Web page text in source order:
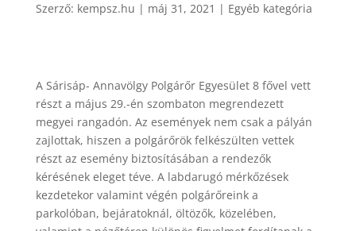
Szerző: kempsz.hu | máj 31, 2021 | Egyéb kategória
A Sárisáp- Annavölgy Polgárőr Egyesület 8 fővel vett
részt a május 29.-én szombaton megrendezett
megyei rangadón. Az események nem csak a pályán
zajlottak, hiszen a polgárőrök felkészülten vettek
részt az esemény biztosításában a rendezők
kérésének eleget téve. A labdarugó mérkőzések
kezdetekor valamint végén polgárőreink a
parkolóban, bejáratoknál, öltözők, közelében,